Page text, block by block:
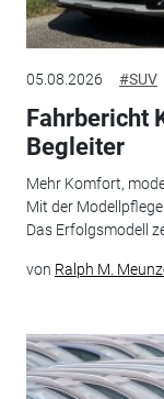
05.08.2026 #SUV
Fahrbericht
Begleiter
Mehr Komfort,
Mit der
Das Erfolgsmodell
von Ralph M.